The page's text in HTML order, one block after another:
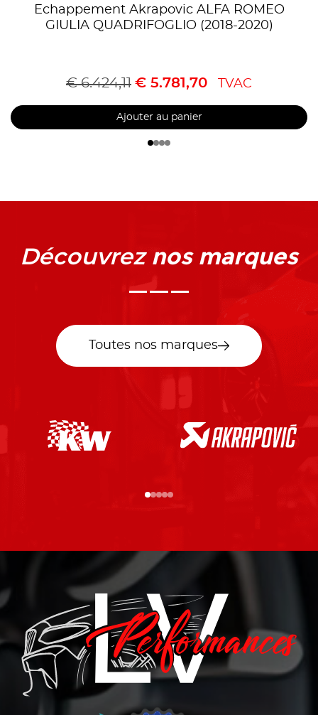
Echappement Akrapovic ALFA ROMEO
GIULIA QUADRIFOGLIO (2018-2020)
€6.424,11 € 5.781,70 TVAC
Ajouter au panier
Découvrez nos marques
Toutes nos marques